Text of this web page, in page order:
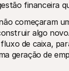
financeira
começaram
algo
de caixa,
geração de